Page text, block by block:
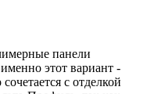
панели
этот вариант -
с отделкой